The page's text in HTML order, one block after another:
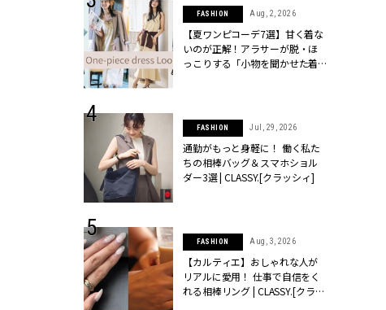
」シリーズに注
ッシィ]
トリニティetc.
クラッシィ]
FASHION Aug, 2, 2026
【夏ワンピコーデ7選】甘く着な
いのが正解！アラサーが脱・ほ
っこりする「小物を聞かせた着
FASHION Jul, 29, 2026
通勤がもっと身軽に！ 働く私た
ちの相棒バッグ＆スマホショル
ダー3選 | CLASSY.[クラッシィ]
FASHION Aug, 3, 2026
【カルティエ】おしゃれな人が
リアルに愛用！ 仕事で自信をく
れる相棒リング | CLASSY.[クラッ